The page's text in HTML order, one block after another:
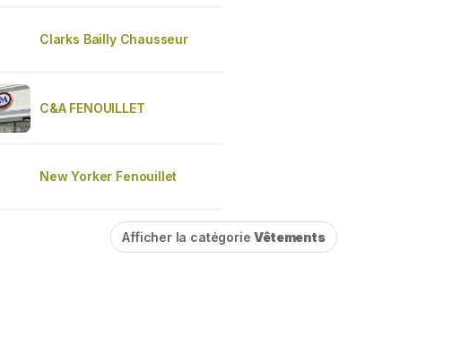
Clarks Bailly Chausseur
C&A FENOUILLET
New Yorker Fenouillet
Afficher la catégorieVêtements